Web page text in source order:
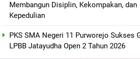
Membangun Disiplin, Kekompakan, dan
Kepedulian
PKS SMA Negeri 11 Purworejo Sukses
LPBB Jatayudha Open 2 Tahun 2026